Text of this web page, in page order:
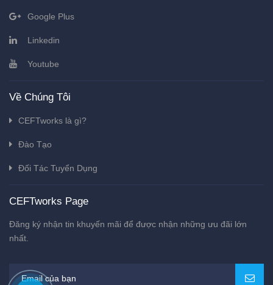
Google Plus
Linkedin
Youtube
Về Chúng Tôi
CEFTworks là gì?
Đào Tạo
Đối Tác Tuyển Dụng
CEFTworks Page
Đăng ký nhận tin khuyến mãi để được nhận những ưu đãi lớn
nhất.